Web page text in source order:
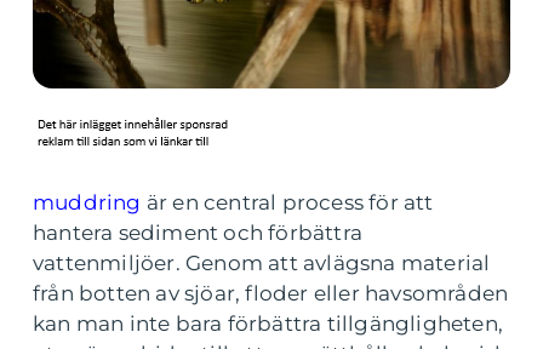
muddring är en central process för att
hantera sediment och förbättra
vattenmiljöer. Genom att avlägsna material
från botten av sjöar, floder eller havsområden
kan man inte bara förbättra tillgängligheten,